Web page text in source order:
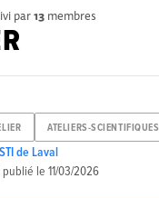
par13 membres
ATELIERS-SCIENTIFIQUES
de Laval
publié le11/03/2026